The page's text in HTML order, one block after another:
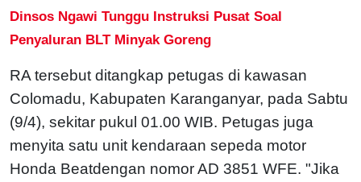
Dinsos Ngawi Tunggu Instruksi Pusat Soal
Penyaluran BLT Minyak Goreng
RA tersebut ditangkap petugas di kawasan
Colomadu, Kabupaten Karanganyar, pada Sabtu
(9/4), sekitar pukul 01.00 WIB. Petugas juga
menyita satu unit kendaraan sepeda motor
Honda Beatdengan nomor AD 3851 WFE. "Jika